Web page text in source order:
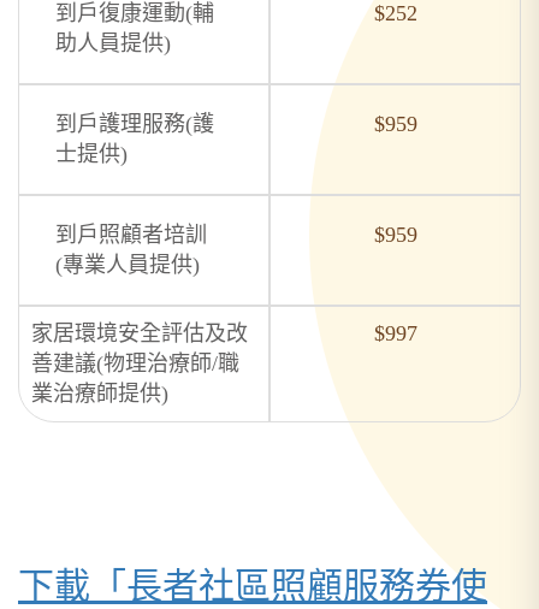
到戶復康運動(輔
助人員提供)
$252
到戶護理服務(護
士提供)
$959
到戶照顧者培訓
(專業人員提供)
$959
家居環境安全評估及改
善建議(物理治療師/職
業治療師提供)
$997
下載「長者社區照顧服務券使